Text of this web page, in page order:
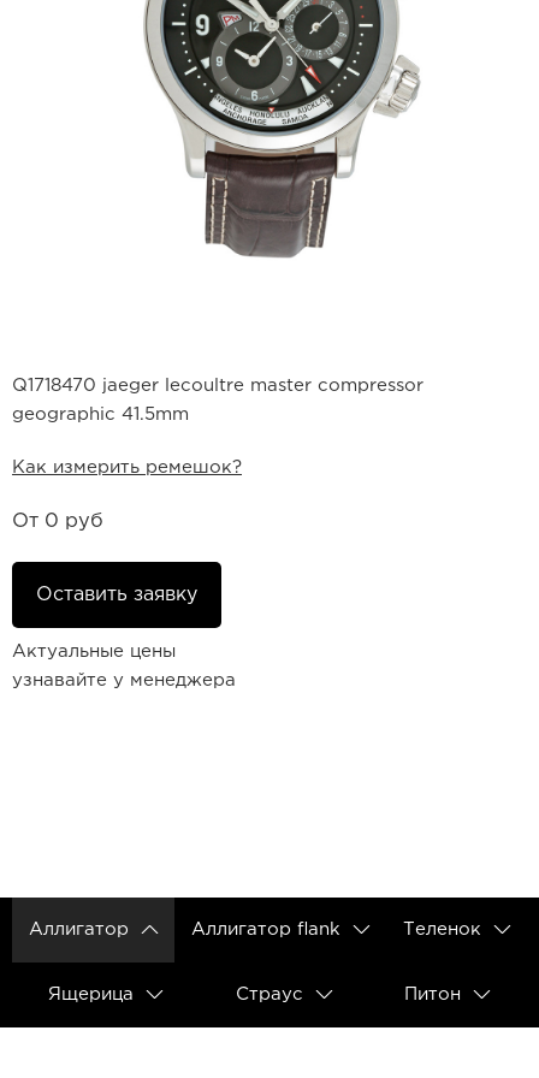
Q1718470 jaeger lecoultre master compressor
geographic 41.5mm
Как измерить ремешок?
От 0 руб
Оставить заявку
Актуальные цены
узнавайте у менеджера
Аллигатор Аллигатор flank Теленок
Ящерица Страус Питон
Ремешки для часов Bulgari
Ремешки для часов Cartier
Ремешки для часов Chopard
Ремешки для часов Corum
Ремешки для часов Daniel Roth
Ремешки для часов Dewitt
Ремешки для Carl F. Bucherer
Ремешки для часов Gerald Genta
Ремешки для часов Jacob&Co
Ремешки для часов Jaquet Droz